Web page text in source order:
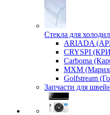
Стекла для
ARIADA
CRYSPI
Carboma
MXM
Golfstream
Запчасти для